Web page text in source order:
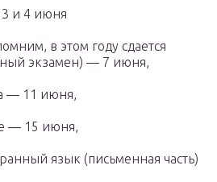
и 4 июня
в этом году сдается
экзамен) — 7 июня,
― 11 июня,
― 15 июня,
язык (письменная часть)